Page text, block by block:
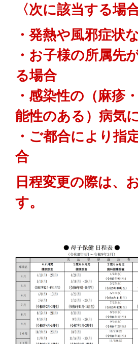
〈次に該当する場
・発熱や風邪症状
・お子様の所属先
る場合
・感染性の（麻疹
能性のある）病気
・ご都合により指
合
日程変更の際は、
す。